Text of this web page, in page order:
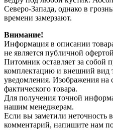
Северо-Запада, однако в
времени замерзают.
Внимание!
Информация в описании
не является публичной
Питомник оставляет за собой
комплектацию и внешний вид
уведомления. Изображения на
фактического товара.
Для получения точной
нашим менеджерам.
Если вы заметили неточность
комментарий, напишите нам